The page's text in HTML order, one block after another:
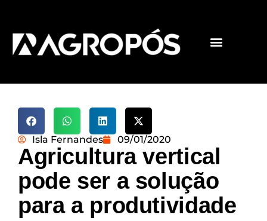
Isla Fernandes 09/01/2020
Agricultura vertical
pode ser a solução
para a produtividade